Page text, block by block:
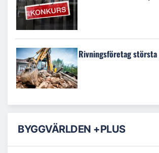
Rivningsföretag
BYGGVÄRLDEN +PLUS